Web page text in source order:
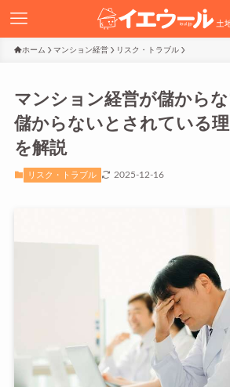
ホーム マンション経営 リスク・トラブル
マンション経営が儲から
儲からないとされている
を解説
リスク・トラブル 2025-12-16